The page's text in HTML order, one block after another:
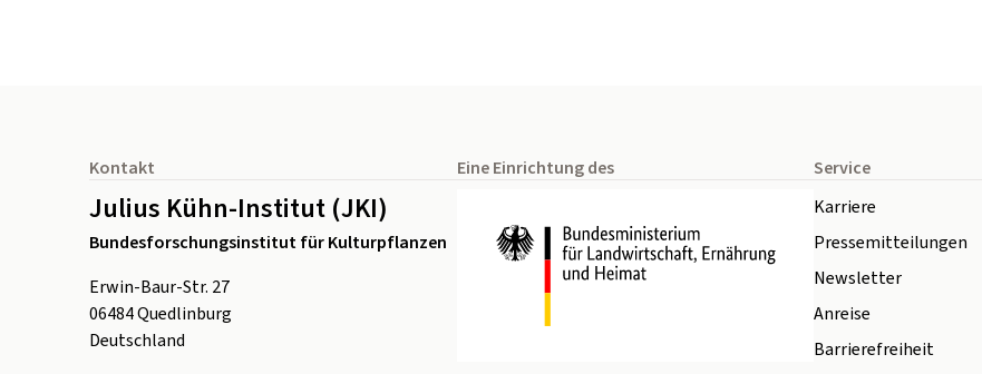
Kontakt
Julius Kühn-Institut (JKI)
Bundesforschungsinstitut für Kulturpflanzen
Erwin-Baur-Str. 27
06484Quedlinburg
Deutschland
Eine Einrichtung des
Service
Karriere
Pressemitteilungen
Newsletter
Anreise
Barrierefreiheit